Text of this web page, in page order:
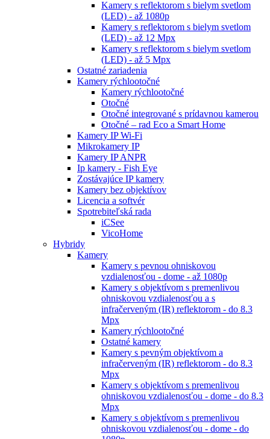
Kamery s reflektorom s bielym svetlom
(LED) - až 1080p
Kamery s reflektorom s bielym svetlom
(LED) - až 12 Mpx
Kamery s reflektorom s bielym svetlom
(LED) - až 5 Mpx
Ostatné zariadenia
Kamery rýchlootočné
Kamery rýchlootočné
Otočné
Otočné integrované s prídavnou kamerou
Otočné – rad Eco a Smart Home
Kamery IP Wi-Fi
Mikrokamery IP
Kamery IP ANPR
Ip kamery - Fish Eye
Zostávajúce IP kamery
Kamery bez objektívov
Licencia a softvér
Spotrebiteľská rada
iCSee
VicoHome
Hybridy
Kamery
Kamery s pevnou ohniskovou
vzdialenosťou - dome - až 1080p
Kamery s objektívom s premenlivou
ohniskovou vzdialenosťou a s
infračerveným (IR) reflektorom - do 8.3
Mpx
Kamery rýchlootočné
Ostatné kamery
Kamery s pevným objektívom a
infračerveným (IR) reflektorom - do 8.3
Mpx
Kamery s objektívom s premenlivou
ohniskovou vzdialenosťou - dome - do 8.3
Mpx
Kamery s objektívom s premenlivou
ohniskovou vzdialenosťou - dome - do